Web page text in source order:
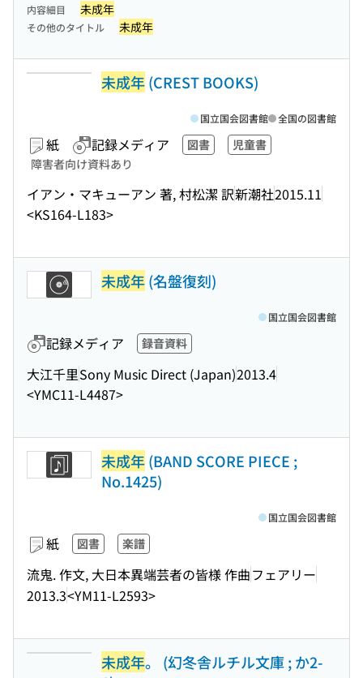
内容細目 未成年
その他のタイトル 未成年
未成年(CREST BOOKS)
紙 記録メディア 図書
児童書
障害者向け資料あり
イアン・マキューアン 著, 村松潔 訳新潮社2015.11
<KS164-L183>
国立国会図書館 全国の図書館
未成年(名盤復刻)
記録メディア 録音資料
大江千里Sony Music Direct (Japan)2013.4
<YMC11-L4487>
国立国会図書館
未成年(BAND SCORE PIECE ;
No.1425)
紙 図書 楽譜
流鬼. 作文, 大日本異端芸者の皆様 作曲フェアリー
2013.3<YM11-L2593>
国立国会図書館
未成年。 (幻冬舎ルチル文庫 ; か2-